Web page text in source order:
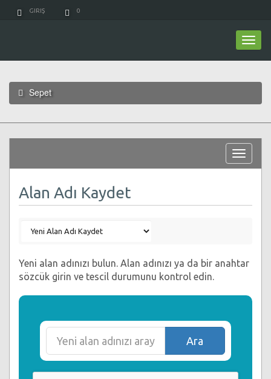
GIRIŞ 0
Sepet
Toggle
Alan Adı Kaydet
Yeni alan adınızı bulun. Alan adınızı ya da bir anahtar
sözcük girin ve tescil durumunu kontrol edin.
Ara